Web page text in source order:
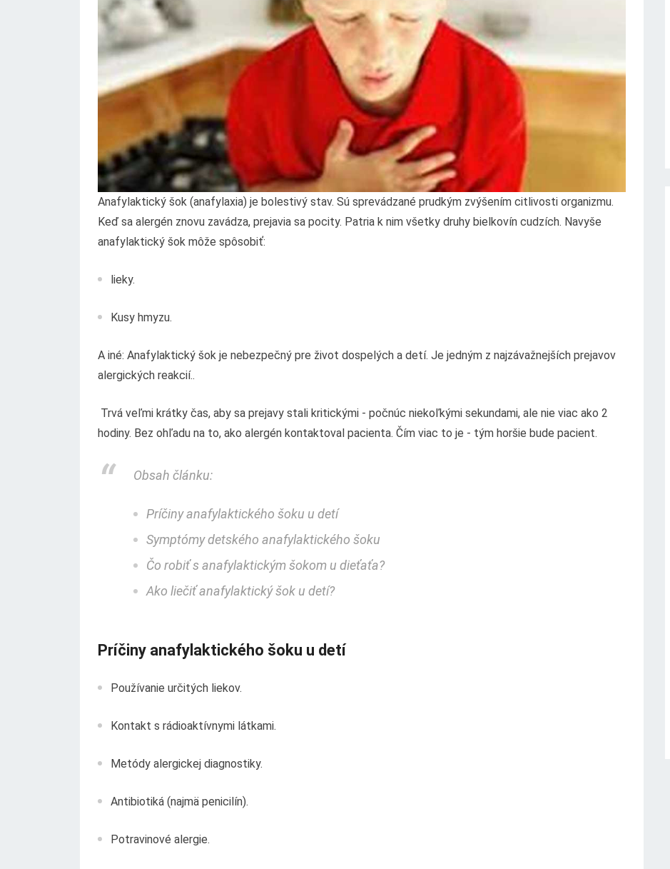
Anafylaktický šok (anafylaxia) je bolestivý stav. Sú sprevádzané prudkým zvýšením citlivosti organizmu.
Keď sa alergén znovu zavádza, prejavia sa pocity. Patria k nim všetky druhy bielkovín cudzích. Navyše
anafylaktický šok môže spôsobiť:
lieky.
Kusy hmyzu.
A iné: Anafylaktický šok je nebezpečný pre život dospelých a detí. Je jedným z najzávažnejších prejavov
alergických reakcií..
Trvá veľmi krátky čas, aby sa prejavy stali kritickými - počnúc niekoľkými sekundami, ale nie viac ako 2
hodiny. Bez ohľadu na to, ako alergén kontaktoval pacienta. Čím viac to je - tým horšie bude pacient.
Obsah článku:
Príčiny anafylaktického šoku u detí
Symptómy detského anafylaktického šoku
Čo robiť s anafylaktickým šokom u dieťaťa?
Ako liečiť anafylaktický šok u detí?
Príčiny anafylaktického šoku u detí
Používanie určitých liekov.
Kontakt s rádioaktívnymi látkami.
Metódy alergickej diagnostiky.
Antibiotiká (najmä penicilín).
Potravinové alergie.